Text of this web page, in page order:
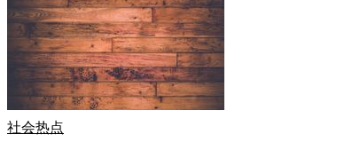
社会热点